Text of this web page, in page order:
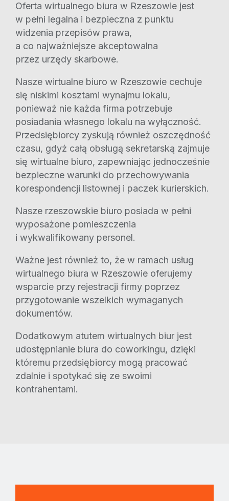
Oferta wirtualnego biura w Rzeszowie jest
w pełni legalna i bezpieczna z punktu
widzenia przepisów prawa,
a co najważniejsze akceptowalna
przez urzędy skarbowe.
Nasze wirtualne biuro w Rzeszowie cechuje
się niskimi kosztami wynajmu lokalu,
ponieważ nie każda firma potrzebuje
posiadania własnego lokalu na wyłączność.
Przedsiębiorcy zyskują również oszczędność
czasu, gdyż całą obsługą sekretarską zajmuje
się wirtualne biuro, zapewniając jednocześnie
bezpieczne warunki do przechowywania
korespondencji listownej i paczek kurierskich.
Nasze rzeszowskie biuro posiada w pełni
wyposażone pomieszczenia
i wykwalifikowany personel.
Ważne jest również to, że w ramach usług
wirtualnego biura w Rzeszowie oferujemy
wsparcie przy rejestracji firmy poprzez
przygotowanie wszelkich wymaganych
dokumentów.
Dodatkowym atutem wirtualnych biur jest
udostępnianie biura do coworkingu, dzięki
któremu przedsiębiorcy mogą pracować
zdalnie i spotykać się ze swoimi
kontrahentami.